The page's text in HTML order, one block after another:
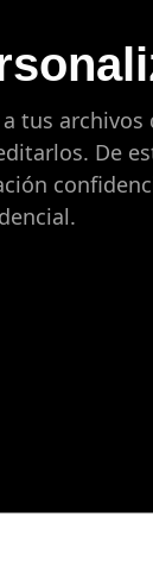
tus archivos
De